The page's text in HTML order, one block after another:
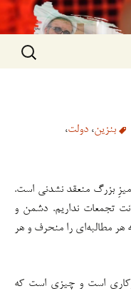
جستجو
برای:
بنزین، دولت،
بزرگ منعقد نشدنی است.
تجمعات نداریم. دشمن و
هر مطالبه‌ای را منحرف و هر
است و چیزی است که